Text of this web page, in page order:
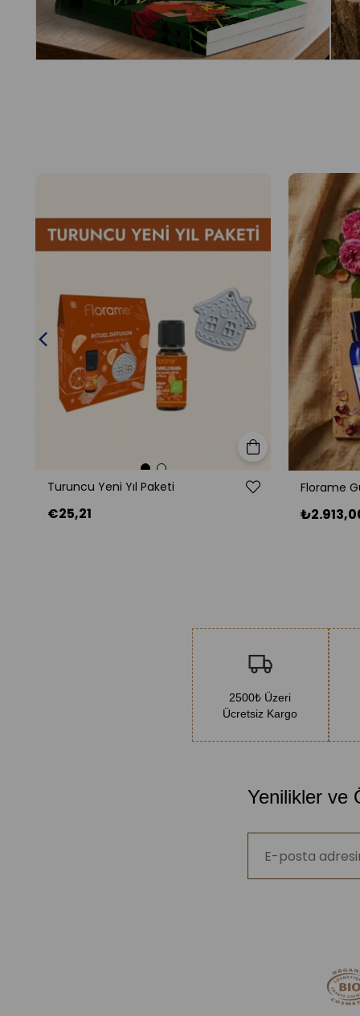
Turuncu Yeni Yıl Paketi
€25,21
Sepete Ekle
Florame
2500₺ Üzeri
Ücretsiz Kargo
Yenilikler ve